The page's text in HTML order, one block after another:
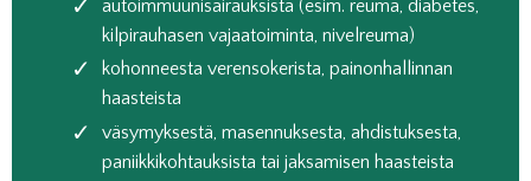
autoimmuunisairauksista (esim. reuma, diabetes,
kilpirauhasen vajaatoiminta, nivelreuma)
kohonneesta verensokerista, painonhallinnan
haasteista
väsymyksestä, masennuksesta, ahdistuksesta,
paniikkikohtauksista tai jaksamisen haasteista